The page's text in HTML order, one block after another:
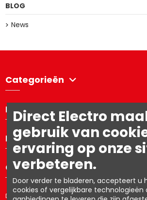
BLOG
News
Categorieën
Directelectro
Mijn account
Contacteer ons
Directelectro is de B2C-webshop van Ets. R. Van
Direct Electro
gebruik van
ervaring op onze
verbeteren.
Door verder te bladeren, accepteert u
cookies of vergelijkbare technologieën